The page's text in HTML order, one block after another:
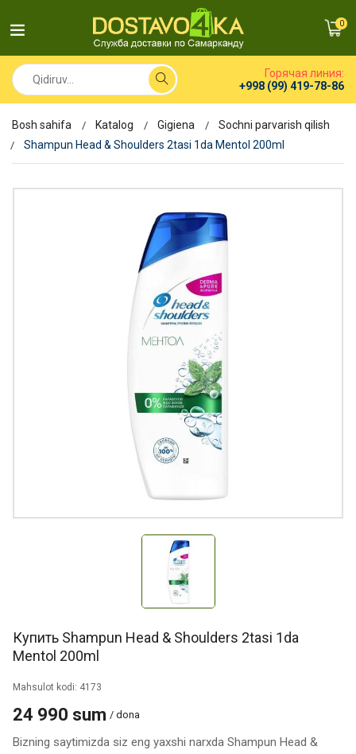
0
Горячая линия:
+998 (99) 419-78-86
Bosh sahifa Katalog Gigiena
Sochni parvarish qilish
Shampun Head & Shoulders 2tasi 1da Mentol 200ml
Купить Shampun Head & Shoulders 2tasi 1da
Mentol 200ml
Mahsulot kodi: 4173
24 990 sum / dona
Bizning saytimizda siz eng yaxshi narxda Shampun Head &